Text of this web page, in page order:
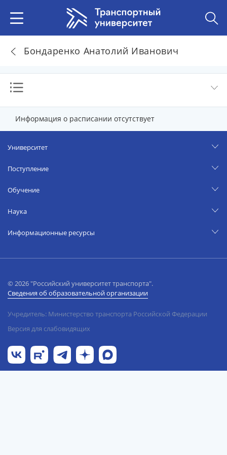
Бондаренко Анатолий Иванович
Информация о расписании отсутствует
Университет
Поступление
Обучение
Наука
Информационные ресурсы
© 2026 "Российский университет транспорта".
Сведения об образовательной организации
Учредитель: Министерство транспорта Российской Федерации
Версия для слабовидящих